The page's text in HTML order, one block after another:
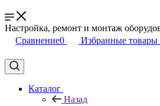
Настройка, ремонт и монтаж
Сравнение0 Избранные товары
Каталог
Назад